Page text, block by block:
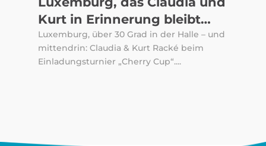
Kurt in Erinnerung bleibt…
Luxemburg, über 30 Grad in der Halle – und
mittendrin: Claudia & Kurt Racké beim
Einladungsturnier „Cherry Cup“....